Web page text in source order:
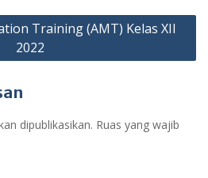
Training (AMT) Kelas XII
2022
dipublikasikan. Ruas yang wajib